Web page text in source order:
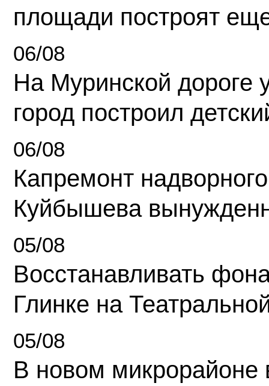
площади построят
06/08
На Муринской дороге
город построил
06/08
Капремонт
Куйбышева
05/08
Восстанавливать
Глинке на
05/08
В новом микрорайоне